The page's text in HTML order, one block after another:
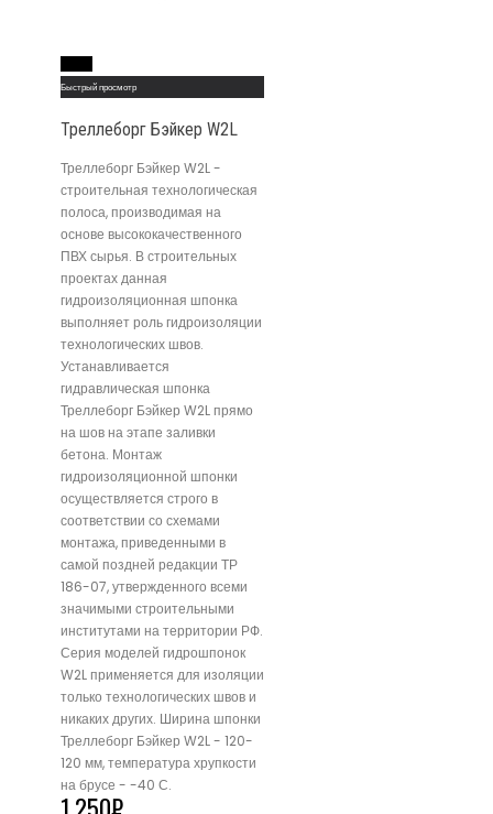
Быстрый просмотр
Треллеборг Бэйкер W2L
Треллеборг Бэйкер W2L -
строительная технологическая
полоса, производимая на
основе высококачественного
ПВХ сырья. В строительных
проектах данная
гидроизоляционная шпонка
выполняет роль гидроизоляции
технологических швов.
Устанавливается
гидравлическая шпонка
Треллеборг Бэйкер W2L прямо
на шов на этапе заливки
бетона. Монтаж
гидроизоляционной шпонки
осуществляется строго в
соответствии со схемами
монтажа, приведенными в
самой поздней редакции ТР
186-07, утвержденного всеми
значимыми строительными
институтами на территории РФ.
Серия моделей гидрошпонок
W2L применяется для изоляции
только технологических швов и
никаких других. Ширина шпонки
Треллеборг Бэйкер W2L - 120-
120 мм, температура хрупкости
на брусе - -40 С.